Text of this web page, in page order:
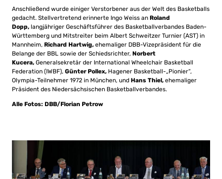
Anschließend wurde einiger Verstorbener aus der Welt des Basketballs
gedacht. Stellvertretend erinnerte Ingo Weiss an Roland
Dopp, langjähriger Geschäftsführer des Basketballverbandes Baden-
Württemberg und Mitstreiter beim Albert Schweitzer Turnier (AST) in
Mannheim, Richard Hartwig, ehemaliger DBB-Vizepräsident für die
Belange der BBL sowie der Schiedsrichter, Norbert
Kucera, Generalsekretär der International Wheelchair Basketball
Federation (IWBF), Günter Pollex, Hagener Basketball-„Pionier“,
Olympia-Teilnehmer 1972 in München, und Hans Thiel, ehemaliger
Präsident des Niedersächsischen Basketballverbandes.
Alle Fotos: DBB/Florian Petrow